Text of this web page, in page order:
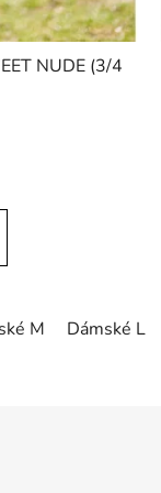
NUDE (3/4
M Dámské L